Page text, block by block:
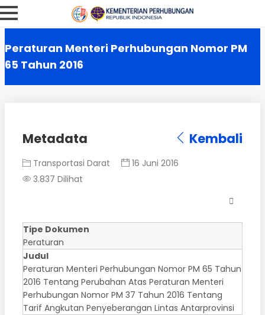
Peraturan Menteri Perhubungan Nomor PM
65 Tahun 2016
Metadata Kembali
Transportasi Darat
16 Juni 2016
3.837 Dilihat
Tipe Dokumen
Peraturan
Judul
Peraturan Menteri Perhubungan Nomor PM 65 Tahun
2016 Tentang Perubahan Atas Peraturan Menteri
Perhubungan Nomor PM 37 Tahun 2016 Tentang
Tarif Angkutan Penyeberangan Lintas Antarprovinsi